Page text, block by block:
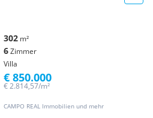
302 m²
6Zimmer
Villa
CAMPO REAL Immobilien und mehr
€ 2.814,57/m²
€ 850.000